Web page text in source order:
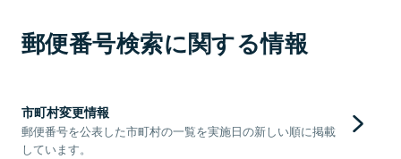
郵便番号検索に関する情報
市町村変更情報
郵便番号を公表した市町村の一覧を実施日の新しい順に掲載
しています。